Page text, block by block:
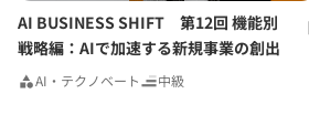
AI BUSINESS SHIFT 第12回 機能別
戦略編：AIで加速する新規事業の創出
AI・テクノベート 中級